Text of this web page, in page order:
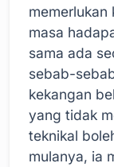
memerlukan
masa
sama ada
sebab-
kekangan
yang tidak
teknikal
mulanya, ia